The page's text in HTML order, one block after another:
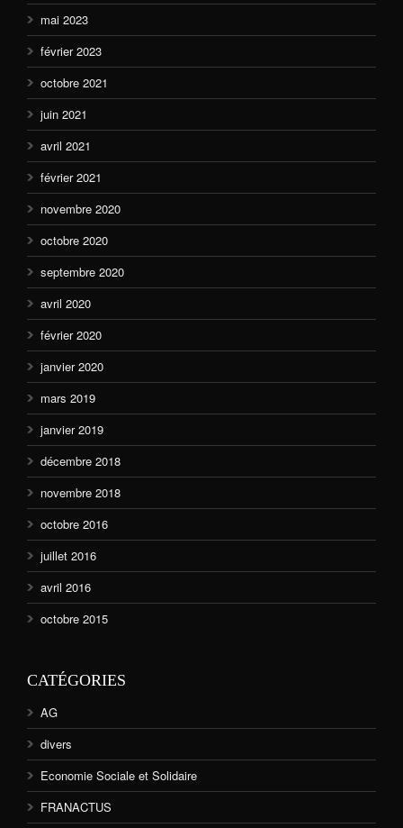
mai 2023
février 2023
octobre 2021
juin 2021
avril 2021
février 2021
novembre 2020
octobre 2020
septembre 2020
avril 2020
février 2020
janvier 2020
mars 2019
janvier 2019
décembre 2018
novembre 2018
octobre 2016
juillet 2016
avril 2016
octobre 2015
CATÉGORIES
AG
divers
Economie Sociale et Solidaire
FRANACTUS